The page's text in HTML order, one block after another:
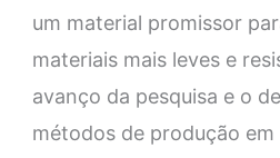
um material promissor
materiais mais leves e
avanço da pesquisa e o
métodos de produção em